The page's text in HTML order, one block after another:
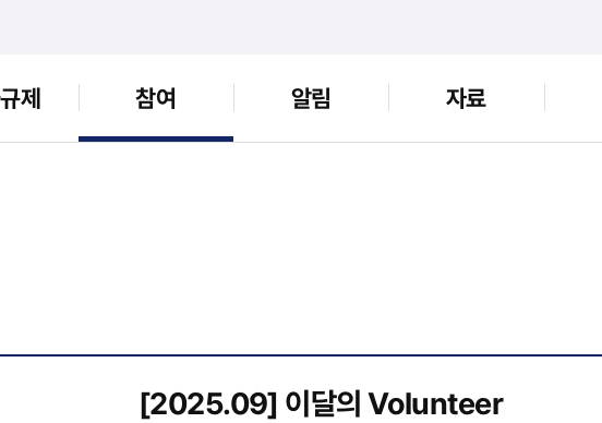
제 참여 알림 자료
[2025.09] 이달의 Volunteer